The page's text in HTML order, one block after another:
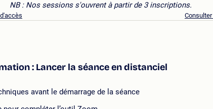
NB : Nos sessions s'ouvrent à partir de 3 inscriptions.
: Lancer la séance en distanciel
avant le démarrage de la séance